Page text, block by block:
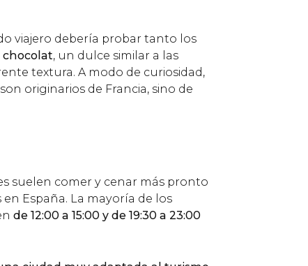
viajero debería probar tanto los
chocolat, un dulce similar a las
textura. A modo de curiosidad,
originarios de Francia, sino de
suelen comer y cenar más pronto
España. La mayoría de los
de 12:00 a 15:00 y de 19:30 a 23:00